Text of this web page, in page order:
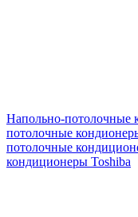
Напольно-потолочные
потолочные
потолочные
кондиционеры Toshiba